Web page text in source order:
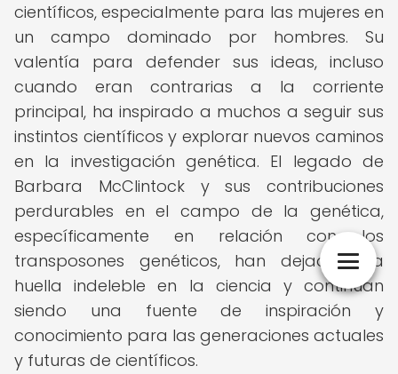
científicos, especialmente para las mujeres en
un campo dominado por hombres. Su
valentía para defender sus ideas, incluso
cuando eran contrarias a la corriente
principal, ha inspirado a muchos a seguir sus
instintos científicos y explorar nuevos caminos
en la investigación genética. El legado de
Barbara McClintock y sus contribuciones
perdurables en el campo de la genética,
específicamente en relación con los
transposones genéticos, han dejado una
huella indeleble en la ciencia y continúan
siendo una fuente de inspiración y
conocimiento para las generaciones actuales
y futuras de científicos.